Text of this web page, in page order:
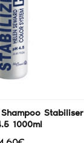
Stabiliser
1000ml